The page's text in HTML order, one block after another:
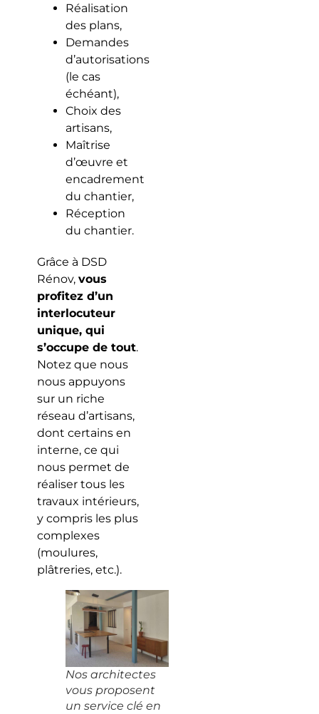
Réalisation
des plans,
Demandes
d’autorisations
(le cas
échéant),
Choix des
artisans,
Maîtrise
d’œuvre et
encadrement
du chantier,
Réception
du chantier.
Grâce à DSD
Rénov, vous
profitez d’un
interlocuteur
unique, qui
s’occupe de tout.
Notez que nous
nous appuyons
sur un riche
réseau d’artisans,
dont certains en
interne, ce qui
nous permet de
réaliser tous les
travaux intérieurs,
y compris les plus
complexes
(moulures,
plâtreries, etc.).
Nos architectes
vous proposent
un service clé en